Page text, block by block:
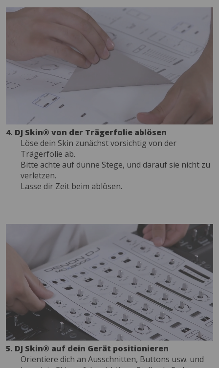
4. DJ Skin® von der Trägerfolie ablösen
Löse dein Skin zunächst vorsichtig von der
Trägerfolie ab.
Bitte achte auf dünne Stege, und darauf sie nicht zu
verletzen.
Lasse dir Zeit beim ablösen.
5. DJ Skin® auf dein Gerät positionieren
Orientiere dich an Ausschnitten, Buttons usw. und